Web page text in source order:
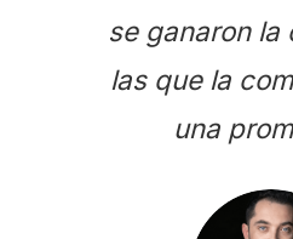
se ganaron la
las que la
una